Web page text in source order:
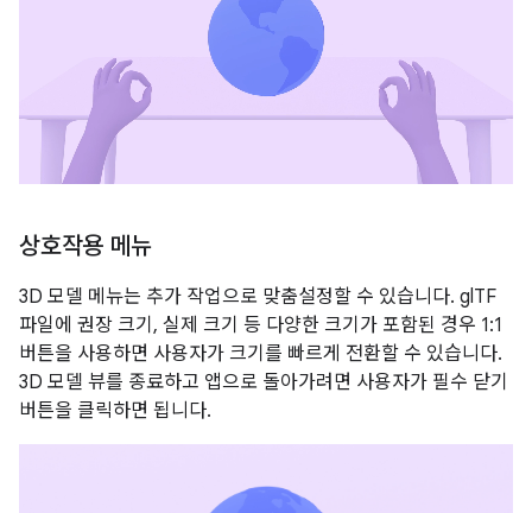
상호작용 메뉴
3D 모델 메뉴는 추가 작업으로 맞춤설정할 수 있습니다. glTF
파일에 권장 크기, 실제 크기 등 다양한 크기가 포함된 경우 1:1
버튼을 사용하면 사용자가 크기를 빠르게 전환할 수 있습니다.
3D 모델 뷰를 종료하고 앱으로 돌아가려면 사용자가 필수 닫기
버튼을 클릭하면 됩니다.